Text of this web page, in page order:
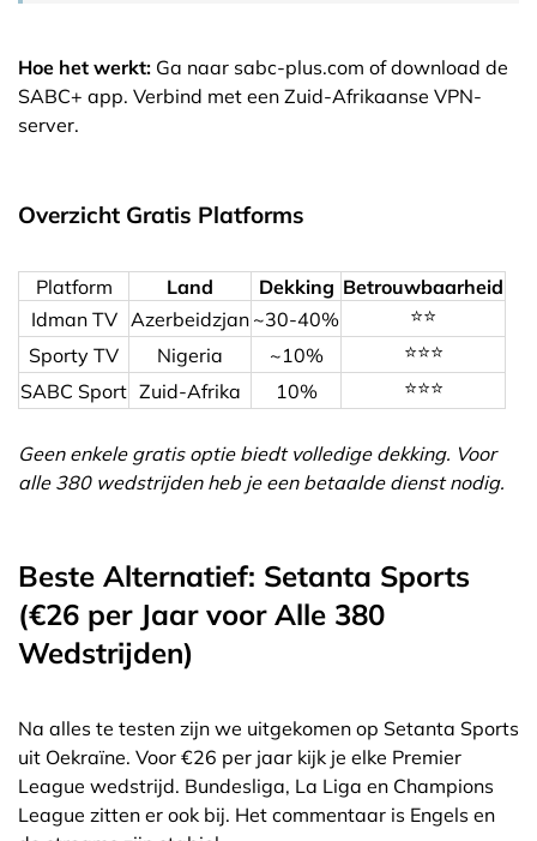
Hoe het werkt: Ga naar sabc-plus.com of download de
SABC+ app. Verbind met een Zuid-Afrikaanse VPN-
server.
Overzicht Gratis Platforms
Platform Land Dekking Betrouwbaarheid
Idman TV Azerbeidzjan~30-40%
⭐⭐
Sporty TV
Nigeria ~10%
⭐⭐⭐
SABC Sport Zuid-Afrika 10% ⭐⭐⭐
Geen enkele gratis optie biedt volledige dekking. Voor
alle 380 wedstrijden heb je een betaalde dienst nodig.
Beste Alternatief: Setanta Sports
(€26 per Jaar voor Alle 380
Wedstrijden)
Na alles te testen zijn we uitgekomen op Setanta Sports
uit Oekraïne. Voor €26 per jaar kijk je elke Premier
League wedstrijd. Bundesliga, La Liga en Champions
League zitten er ook bij. Het commentaar is Engels en